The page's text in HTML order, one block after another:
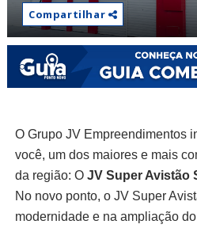
Compartilhar
O Grupo JV Empreendimentos
você, um dos maiores e mais
da região: O JV Super Avistão
No novo ponto, o JV Super
modernidade e na ampliação